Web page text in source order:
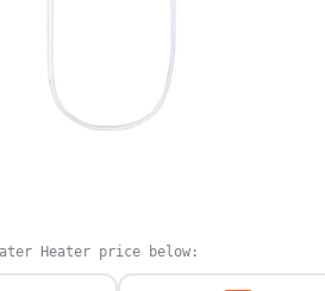
Heater price below: